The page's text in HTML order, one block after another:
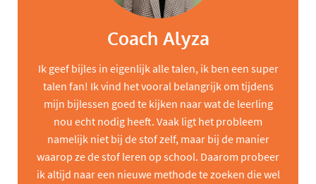
Coach Alyza
Ik geef bijles in eigenlijk alle talen, ik ben een super
talen fan! Ik vind het vooral belangrijk om tijdens
mijn bijlessen goed te kijken naar wat de leerling
nou echt nodig heeft. Vaak ligt het probleem
namelijk niet bij de stof zelf, maar bij de manier
waarop ze de stof leren op school. Daarom probeer
ik altijd naar een nieuwe methode te zoeken die wel